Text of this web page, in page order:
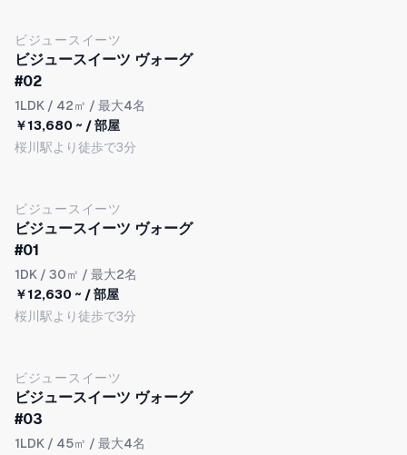
ビジュースイーツ
ビジュースイーツ ヴォーグ
#02
1LDK / 42㎡ / 最大4名
￥13,680 ~ / 部屋
桜川駅より徒歩で3分
ビジュースイーツ
ビジュースイーツ ヴォーグ
#01
1DK / 30㎡ / 最大2名
￥12,630 ~ / 部屋
桜川駅より徒歩で3分
ビジュースイーツ
ビジュースイーツ ヴォーグ
#03
1LDK / 45㎡ / 最大4名